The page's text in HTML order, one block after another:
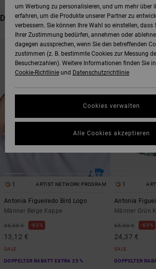
DAS KÖNNTE DIR AUCH GEFALLEN
DIREKT
FILTERKRITERIEN
ÜBERSPRINGEN
FILTERN
1 ARTIST NETWORK PROGRAM
Antonia Figueiredo Bird Logo
Männer Beige Kappe
35,00 € 63%
13,12 €
SALE
DOPPELTER RABATT EXTRA 25 %
1
Antonia
Männer Grün
65,00 € 63%
24,37 €
SALE
DOPPELTER
um Werbung zu personalisieren, und um mehr über
erfahren, um die Produkte unserer Partner zu
verbessern. Sie können Ihre Wahl so einstellen, dass
Ihrer Zustimmung bedürfen, annehmen oder
dagegen aussprechen, wenn Sie den betreffenden
zustimmen (z. B. bestimmte Cookies zur Messung
Besucherzahlen). Weitere Informationen finden Sie
Cookie-Richtlinie und Datenschutzrichtlinie
Cookies verwalten
Alle Cookies akzeptieren